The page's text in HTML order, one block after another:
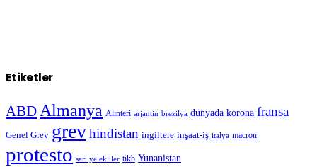
Etiketler
ABD Almanya Alınteri arjantin brezilya dünyada korona fransa
Genel Grev grevhindistan ingiltere inşaat-iş italya macron
protesto sarı yelekliler tikb Yunanistan